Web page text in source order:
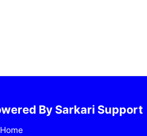
By Sarkari Support
Home